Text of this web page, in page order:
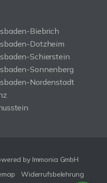
Biebrich
Dotzheim
Schierstein
Sonnenberg
Nordenstadt
by Immonia GmbH
Widerrufsbelehrung